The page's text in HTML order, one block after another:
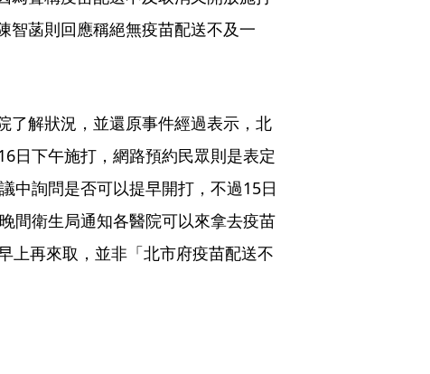
智菡則回應稱絕無疫苗配送不及一
了解狀況，並還原事件經過表示，北
日下午施打，網路預約民眾則是表定
中詢問是否可以提早開打，不過15日
間衛生局通知各醫院可以來拿去疫苗
上再來取，並非「北市府疫苗配送不